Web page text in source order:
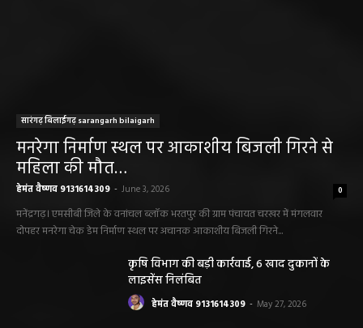
सारंगढ़ बिलाईगढ़ sarangarh bilaigarh
मनरेगा निर्माण स्थल पर आकाशीय बिजली गिरने से
महिला की मौत…
हेमंत वैष्णव 9131614309 - June 3, 2026 0
मनेंद्रगढ़। एमसीबी जिले के वनांचल ब्लॉक भरतपुर की ग्राम पंचायत चरखर में मंगलवार
दोपहर मनरेगा चेक डेम निर्माण स्थल पर अचानक आकाशीय बिजली गिरने...
कृषि विभाग की बड़ी कार्रवाई, 6 खाद दुकानों के
लाइसेंस निलंबित
हेमंत वैष्णव 9131614309 - May 27, 2026